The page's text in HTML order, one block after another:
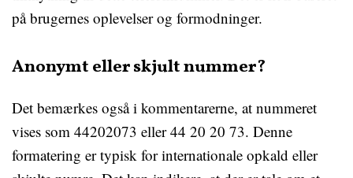
på brugernes oplevelser og formodninger.
Anonymt eller skjult nummer?
Det bemærkes også i kommentarerne, at nummeret
vises som 44202073 eller 44 20 20 73. Denne
formatering er typisk for internationale opkald eller